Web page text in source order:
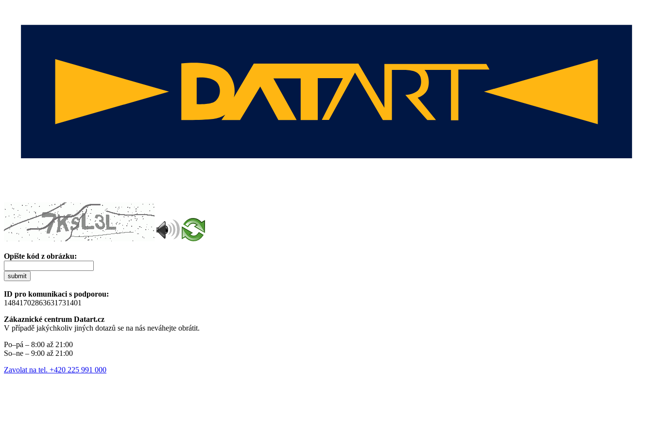
Opište kód z obrázku:
submit
ID pro komunikaci s podporou:
14841702863631731401
Zákaznické centrum Datart.cz
V případě jakýchkoliv jiných dotazů se na nás neváhejte obrátit.
Po–pá – 8:00 až 21:00
So–ne – 9:00 až 21:00
Zavolat na tel. +420 225 991 000